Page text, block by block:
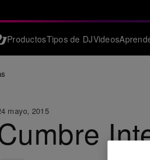
ProductosTipos de DJVideos
mayo, 2015